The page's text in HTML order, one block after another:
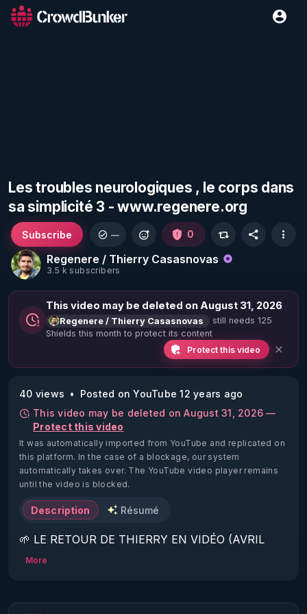
Les troubles neurologiques , le corps dans
sa simplicité 3 - www.regenere.org
Regenere / Thierry Casasnovas
3.5 k subscribers
Subscribe — 0
This video may be deleted on August 31, 2026
Regenere / Thierry Casasnovas
still needs 125
Shields this month to protect its content
Protect this video
40 views
Posted on YouTube 12 years ago
This video may be deleted on August 31, 2026 —
Protect this video
It was automatically imported from YouTube and replicated on
this platform. In the case of a blockage, our system
automatically takes over. The YouTube video player remains
until the video is blocked.
Description Résumé
🌱 LE RETOUR DE THIERRY EN VIDÉO (AVRIL
2022)!
https://www.rgnr.fr/presentation.html
More